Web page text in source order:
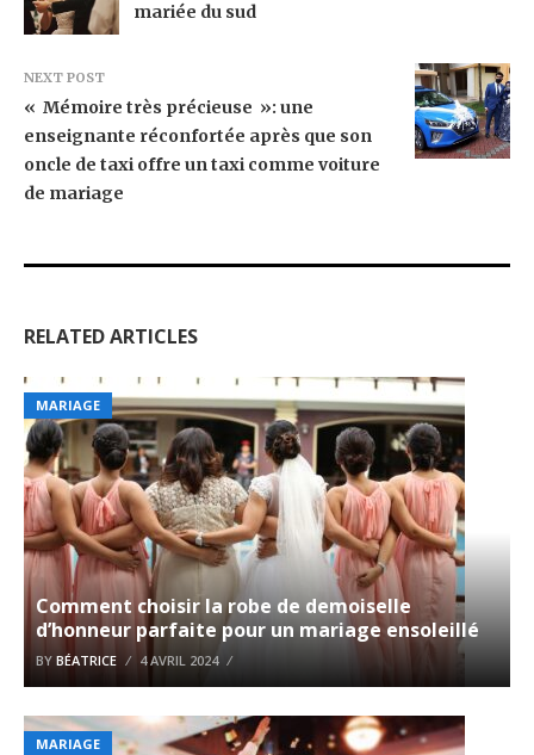
mariée du sud
NEXT POST
« Mémoire très précieuse »: une
enseignante réconfortée après que son
oncle de taxi offre un taxi comme voiture
de mariage
RELATED ARTICLES
MARIAGE
Comment choisir la robe de demoiselle
d’honneur parfaite pour un mariage ensoleillé
BY BÉATRICE 4 AVRIL 2024
MARIAGE